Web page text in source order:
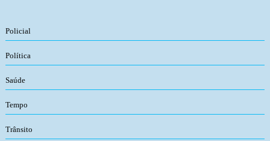
Policial
Política
Saúde
Tempo
Trânsito